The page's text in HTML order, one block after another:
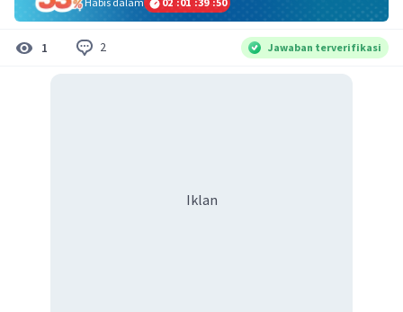
1 2 Jawaban terverifikasi
Iklan